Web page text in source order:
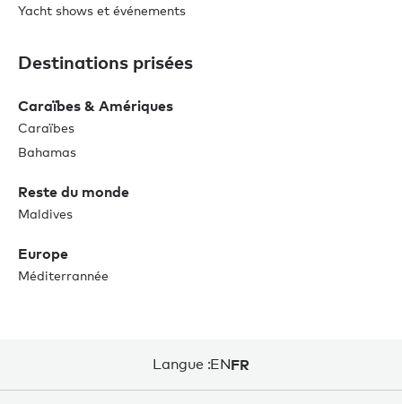
Yacht shows et événements
Destinations prisées
Caraïbes & Amériques
Caraïbes
Bahamas
Reste du monde
Maldives
Europe
Méditerrannée
Langue :ENFR